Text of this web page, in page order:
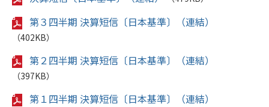
第３四半期 決算短信〔日本基準〕（連結）
（402KB）
第２四半期 決算短信〔日本基準〕（連結）
（397KB）
第１四半期 決算短信〔日本基準〕（連結）